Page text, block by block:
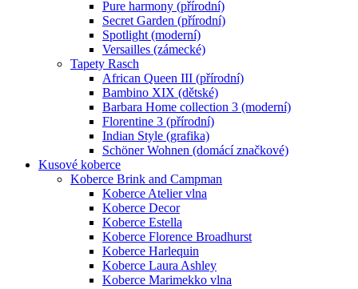
Pure harmony (přírodní)
Secret Garden (přírodní)
Spotlight (moderní)
Versailles (zámecké)
Tapety Rasch
African Queen III (přírodní)
Bambino XIX (dětské)
Barbara Home collection 3 (moderní)
Florentine 3 (přírodní)
Indian Style (grafika)
Schöner Wohnen (domácí značkové)
Kusové koberce
Koberce Brink and Campman
Koberce Atelier vlna
Koberce Decor
Koberce Estella
Koberce Florence Broadhurst
Koberce Harlequin
Koberce Laura Ashley
Koberce Marimekko vlna